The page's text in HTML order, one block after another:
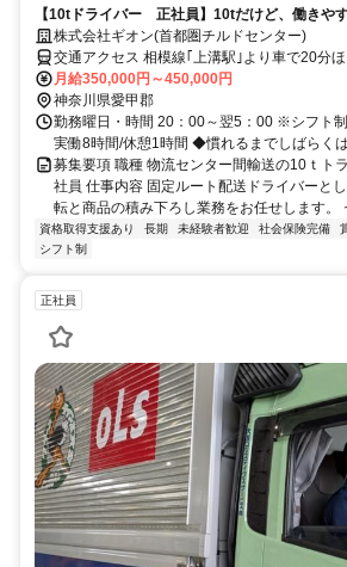
【10tドライバー 正社員】10tだけど、働きや
重ためでOK！
株式会社ギオン(首都圏チルドセンター)
交通アクセス 相模線｢上溝駅｣より車で20分
月給350,000円～450,000円
神奈川県愛甲郡
勤務曜日・時間 20：00～翌5：00 ※シフト
実働8時間/休憩1時間 ◆慣れるまでしばらく
募集要項 職種 物流センター間輸送の10ｔト
社員 仕事内容 固定ルート配送ドライバーと
転と商品の積み下ろし業務をお任せします。
資格取得支援あり 長期 未経験者歓迎 社会保険完備
シフト制
正社員